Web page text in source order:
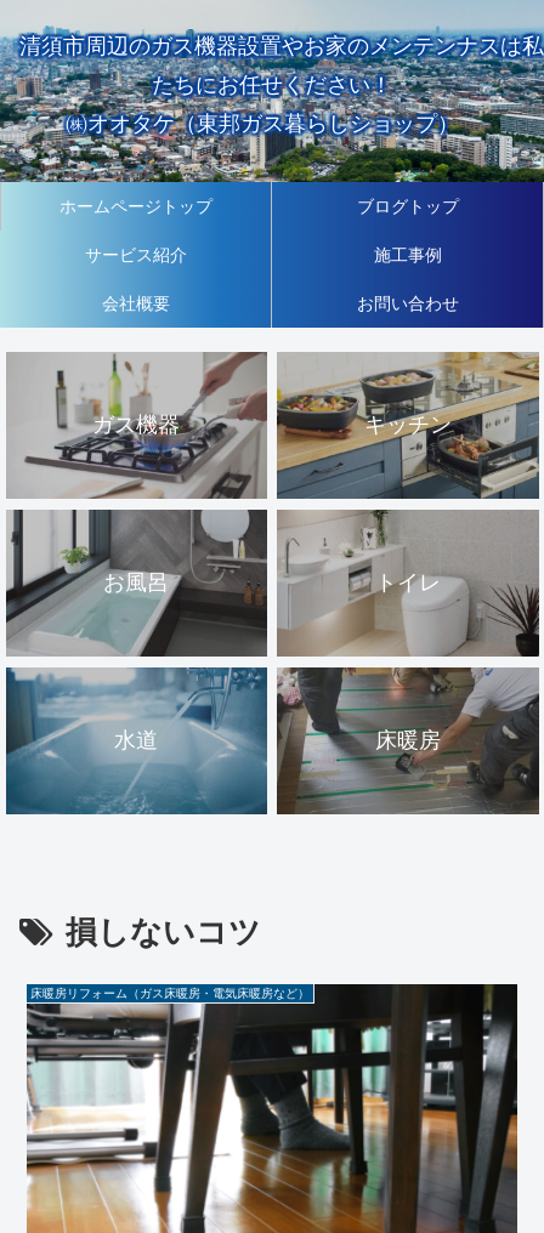
清須市周辺のガス機器設置やお家のメンテンナスは私
たちにお任せください！
㈱オオタケ（東邦ガス暮らしショップ）
ホームページトップ ブログトップ
サービス紹介 施工事例
会社概要 お問い合わせ
ガス機器 キッチン
お風呂 トイレ
水道 床暖房
損しないコツ
床暖房リフォーム（ガス床暖房・電気床暖房など）